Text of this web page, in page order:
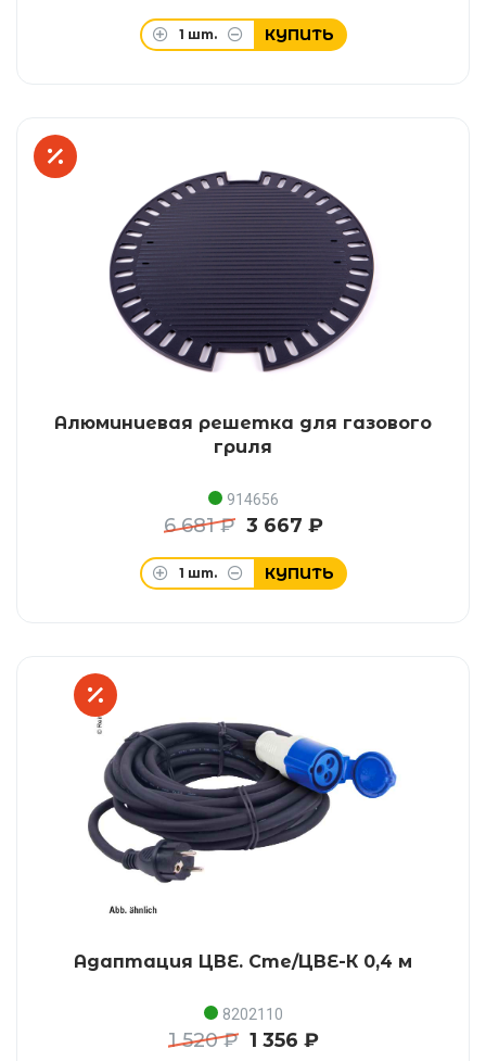
1 шт. КУПИТЬ
Алюминиевая решетка для газового
гриля
914656
6 681 ₽ 3 667 ₽
1 шт. КУПИТЬ
Адаптация ЦВЕ. Сте/ЦВЕ-К 0,4 м
8202110
1 520 ₽ 1 356 ₽